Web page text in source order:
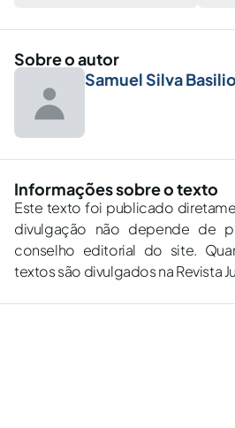
Sobre o autor
Samuel Silva
Informações sobre o texto
Este texto foi publicado
divulgação não depende de
conselho editorial do site.
textos são divulgados na Revista